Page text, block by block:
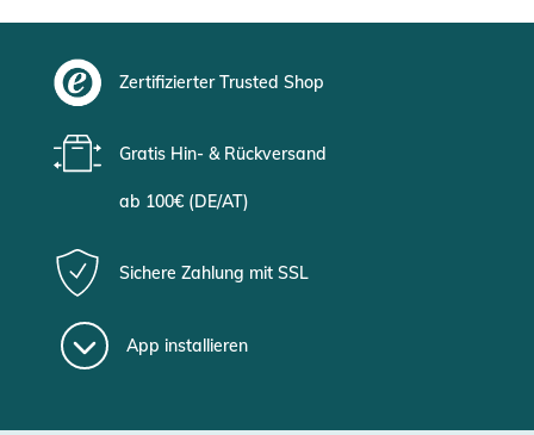
Zertifizierter Trusted Shop
Gratis Hin- & Rückversand
ab 100€ (DE/AT)
Sichere Zahlung mit SSL
App installieren